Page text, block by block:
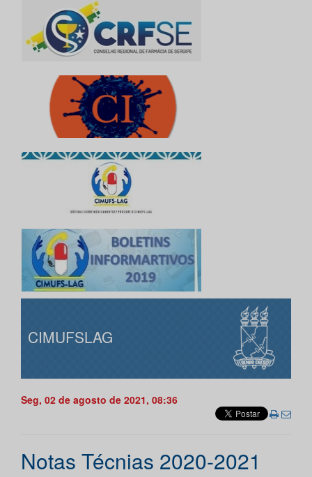
CIMUFSLAG
Seg, 02 de agosto de 2021, 08:36
Notas Técnias 2020-2021